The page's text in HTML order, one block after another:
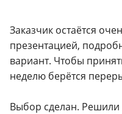
Заказчик остаётся
презентацией,
вариант. Чтобы
неделю берётся
Выбор сделан. Решили